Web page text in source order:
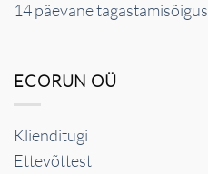
14 päevane tagastamisõigus
ECORUN OÜ
Klienditugi
Ettevõttest